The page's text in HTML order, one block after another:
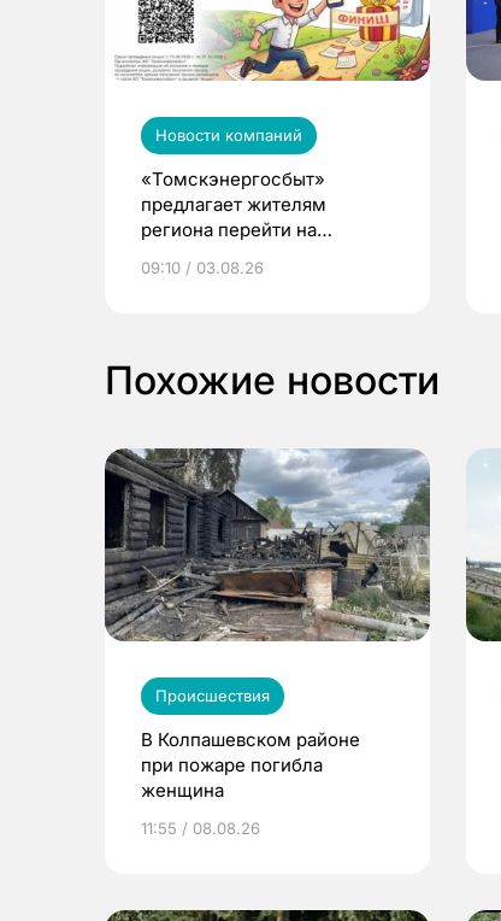
Новости компаний
«Томскэнергосбыт»
предлагает жителям
региона перейти на
выиграть призы
09:10 / 03.08.26
Похожие новости
Происшествия
В Колпашевском районе
при пожаре погибла
женщина
11:55 / 08.08.26